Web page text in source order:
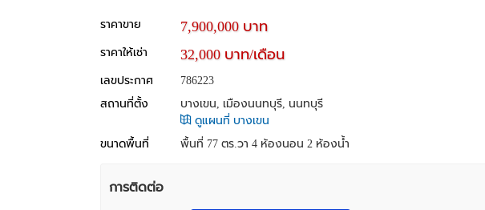
ราคาขาย 7,900,000 บาท
ราคาให้เช่า 32,000 บาท/เดือน
เลขประกาศ
786223
สถานที่ตั้ง
บางเขน, เมืองนนทบุรี, นนทบุรี
ดูแผนที่ บางเขน
ขนาดพื้นที่
พื้นที่ 77 ตร.วา 4 ห้องนอน 2 ห้องน้ำ
การติดต่อ